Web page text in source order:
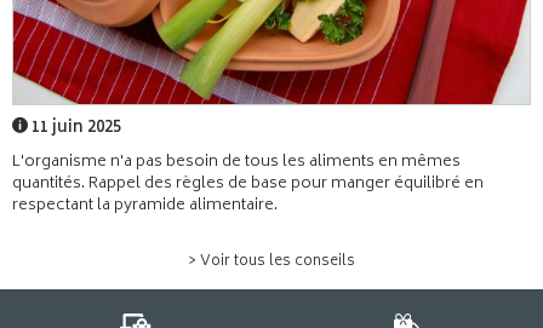
11 juin 2025
L'organisme n'a pas besoin de tous les aliments en mêmes
quantités. Rappel des règles de base pour manger équilibré en
respectant la pyramide alimentaire.
> Voir tous les conseils